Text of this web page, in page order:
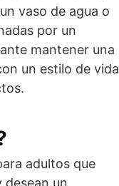
vaso de agua o
por un
mantener una
un estilo de vida
adultos que
desean un